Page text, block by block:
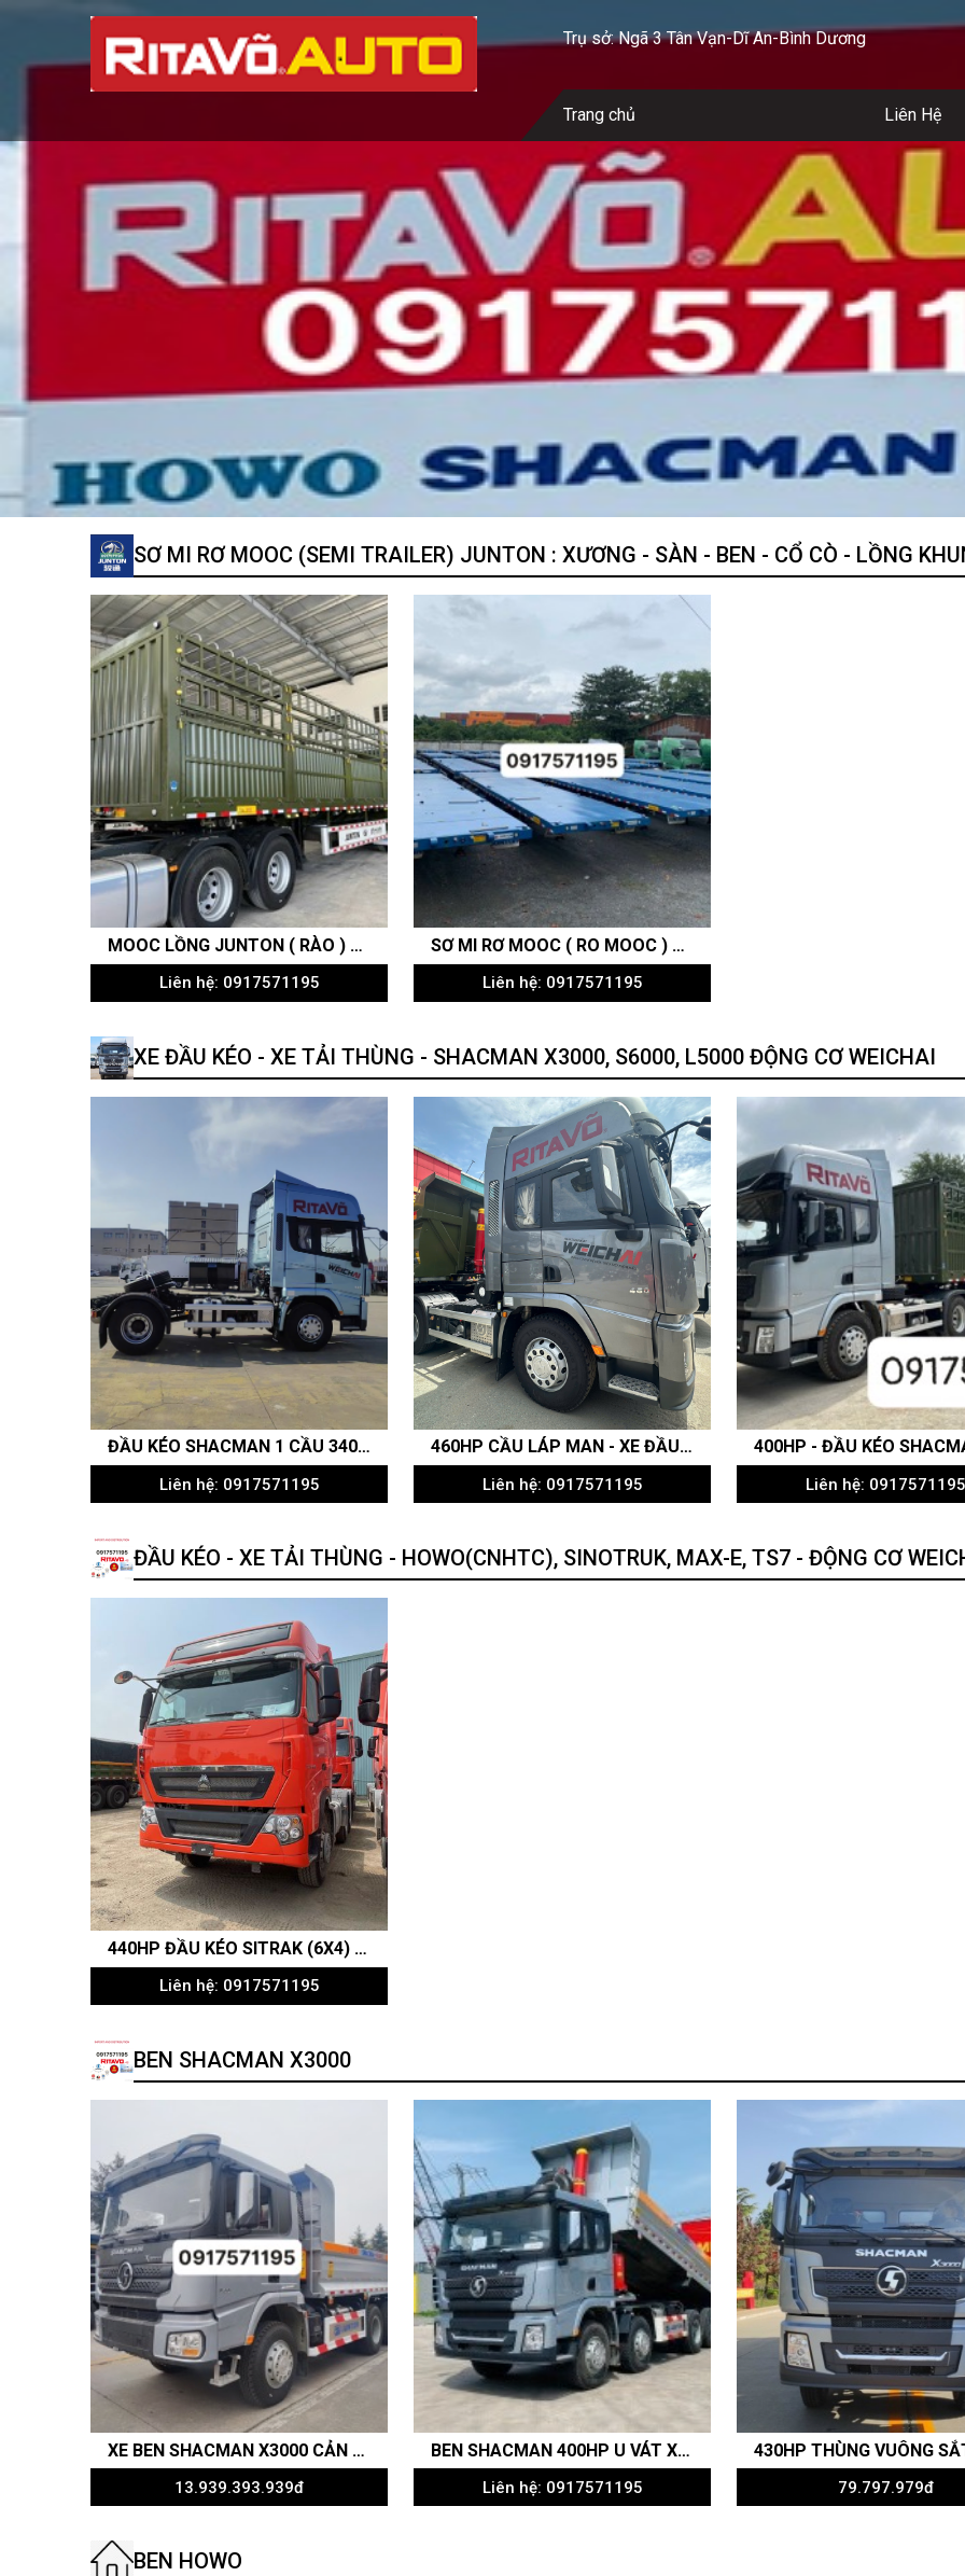
Trụ sở: Ngã 3 Tân Vạn-Dĩ An-Bình Dương
Trang chủ Liên Hệ
SƠ MI RƠ MOOC (SEMI TRAILER) JUNTON : XƯƠNG - SÀN - BEN - CỔ CÒ - LỒNG
SÀN LỬNG 2 CHỨC NĂNG JUNTON RITAVO AUTO - GIÁ TỐT 2025
Liên hệ: 0917571195
RƠ MOOOC JUNTON 3 TRỤC 40FT 12 GÙ TẢI CAO 33.500 KG
Liên hệ: 0917571195
XE ĐẦU KÉO - XE TẢI THÙNG - SHACMAN X3000, S6000, L5000 ĐỘNG CƠ WEICHAI
XE ĐẦU KÉO SHACMAN X3000 MÁY WEICHAI WP10.5H 460HP LÁP 2026 SIÊU TIẾT KIỆM DẦU GIÁ ƯU ĐÃI
Liên hệ: 0917571195
XE TẢI THÙNG SHACMAN X3000 4 CHÂN THÙNG MUI BẠT 9M7 - 400HP WEICHAI GIÁ TỐT
Liên hệ: 0917571195 Liên hệ: 0917571195
ĐẦU KÉO - XE TẢI THÙNG - HOWO(CNHTC), SINOTRUK, MAX-E, TS7 - ĐỘNG CƠ
XE ĐẦU KÉO HOWO MAX-E MÁY WEICHAI 400HP CẦU LÁP 4.111 SIÊU TIẾT KIỆM NHIÊN LIỆU CHẠY CONT CẢNG
Liên hệ: 0917571195
BEN SHACMAN X3000
XE BEN SHACMAN X3000 CẢN CAO 3 CHÂN - 340HP - RITAVÕ AUTO
13.939.393.939đ
BEN SHACMAN 400HP U VÁT X3000 4 CHÂN - RITA VÕ AUTO
Liên hệ: 0917571195 79.797.979đ
BEN HOWO